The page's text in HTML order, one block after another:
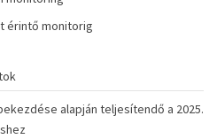
érintő monitorig
alapján teljesítendő a 2025.